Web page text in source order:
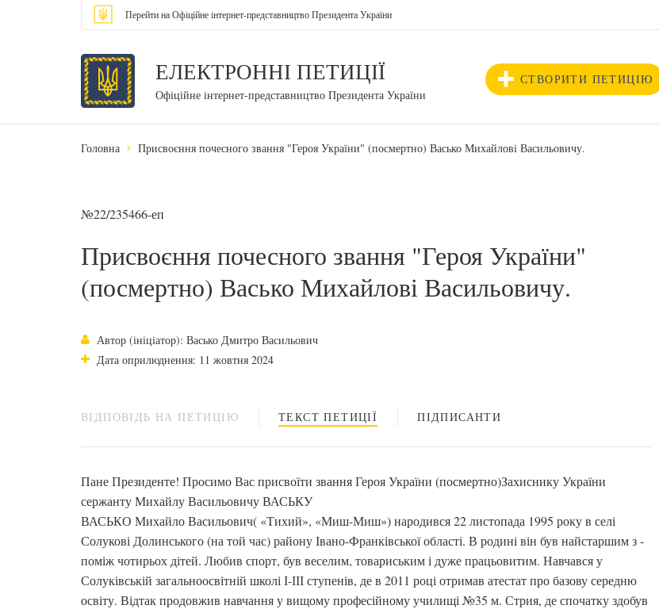
Перейти на Офіційне інтернет-представництво Президента України
ЕЛЕКТРОННІ ПЕТИЦІЇ
Офіційне інтернет-представництво Президента України
СТВОРИТИ ПЕТИЦІЮ
Головна Присвоєння почесного звання "Героя України" (посмертно) Васько Михайлові Васильовичу.
№22/235466-еп
Присвоєння почесного звання "Героя України"
(посмертно) Васько Михайлові Васильовичу.
Автор (ініціатор): Васько Дмитро Васильович
Дата оприлюднення: 11 жовтня 2024
ВІДПОВІДЬ НА ПЕТИЦІЮ ТЕКСТ ПЕТИЦІЇ ПІДПИСАНТИ
Пане Президенте! Просимо Вас присвоїти звання Героя України (посмертно)Захиснику України
сержанту Михайлу Васильовичу ВАСЬКУ
ВАСЬКО Михайло Васильович( «Тихий», «Миш-Миш») народився 22 листопада 1995 року в селі
Солукові Долинського (на той час) району Івано-Франківської області. В родині він був найстаршим з -
поміж чотирьох дітей. Любив спорт, був веселим, товариським і дуже працьовитим. Навчався у
Солуківській загальноосвітній школі І-ІІІ ступенів, де в 2011 році отримав атестат про базову середню
освіту. Відтак продовжив навчання у вищому професійному училищі №35 м. Стрия, де спочатку здобув